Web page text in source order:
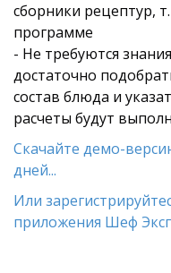
сборники рецептур,
программе
- Не требуются
достаточно
состав блюда и
расчеты будут
Скачайте демо-
дней...
Или
приложения Шеф